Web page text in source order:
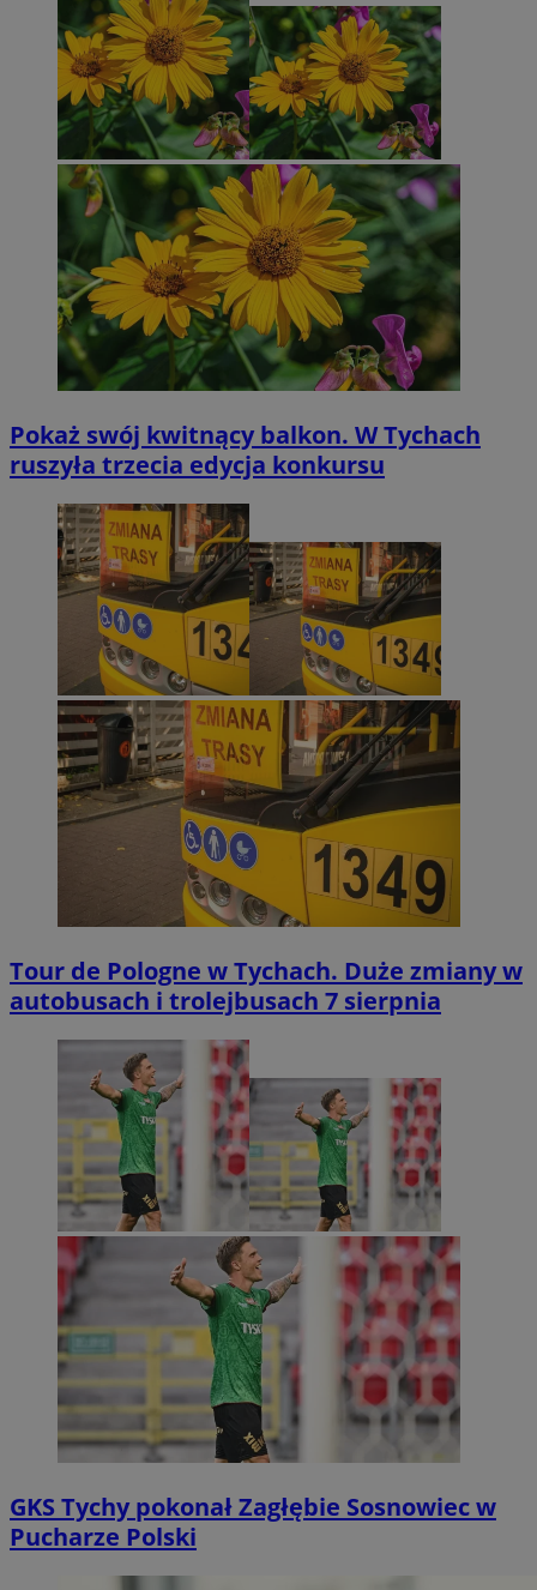
Pokaż swój kwitnący balkon. W Tychach
ruszyła trzecia edycja konkursu
Tour de Pologne w Tychach. Duże zmiany w
autobusach i trolejbusach 7 sierpnia
GKS Tychy pokonał Zagłębie Sosnowiec w
Pucharze Polski